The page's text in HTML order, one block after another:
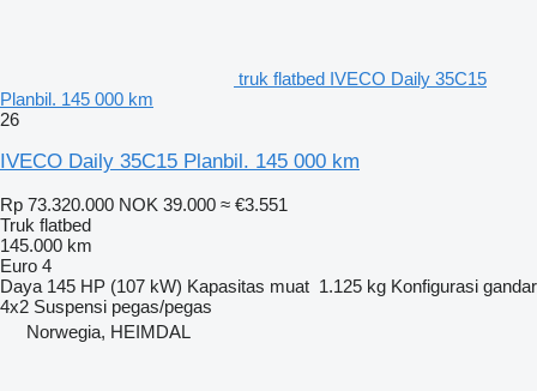
truk flatbed IVECO Daily 35C15
Planbil. 145 000 km
26
IVECO Daily 35C15 Planbil. 145 000 km
Rp 73.320.000 NOK 39.000 ≈ €3.551
Truk flatbed
145.000 km
Euro 4
Daya 145 HP (107 kW) Kapasitas muat 1.125 kg Konfigurasi gandar
4x2 Suspensi pegas/pegas
Norwegia, HEIMDAL